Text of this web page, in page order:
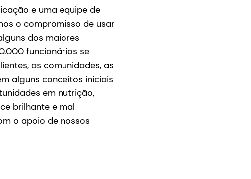
e uma equipe de
o compromisso de usar
dos maiores
funcionários se
as comunidades, as
alguns conceitos iniciais
em nutrição,
brilhante e mal
o apoio de nossos